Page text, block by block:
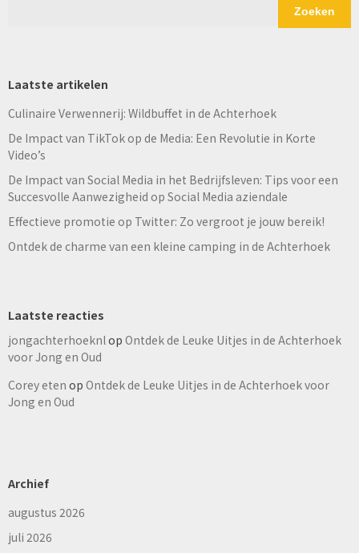
Zoeken
Laatste artikelen
Culinaire Verwennerij: Wildbuffet in de Achterhoek
De Impact van TikTok op de Media: Een Revolutie in Korte
Video’s
De Impact van Social Media in het Bedrijfsleven: Tips voor een
Succesvolle Aanwezigheid op Social Media aziendale
Effectieve promotie op Twitter: Zo vergroot je jouw bereik!
Ontdek de charme van een kleine camping in de Achterhoek
Laatste reacties
jongachterhoeknlop Ontdek de Leuke Uitjes in de Achterhoek
voor Jong en Oud
Corey eten op Ontdek de Leuke Uitjes in de Achterhoek voor
Jong en Oud
Archief
augustus 2026
juli 2026